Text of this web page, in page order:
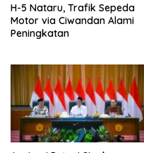
H-5 Nataru, Trafik Sepeda
Motor via Ciwandan Alami
Peningkatan